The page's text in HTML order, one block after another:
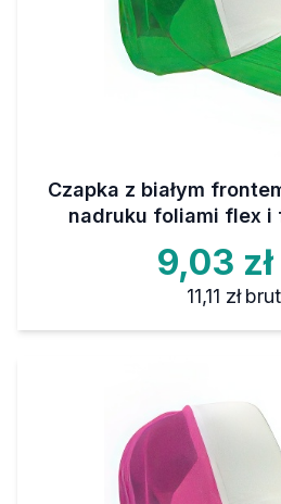
Czapka z białym
nadruku foliami flex i
9,03 zł
11,11 zł